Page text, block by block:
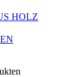
HOLZ